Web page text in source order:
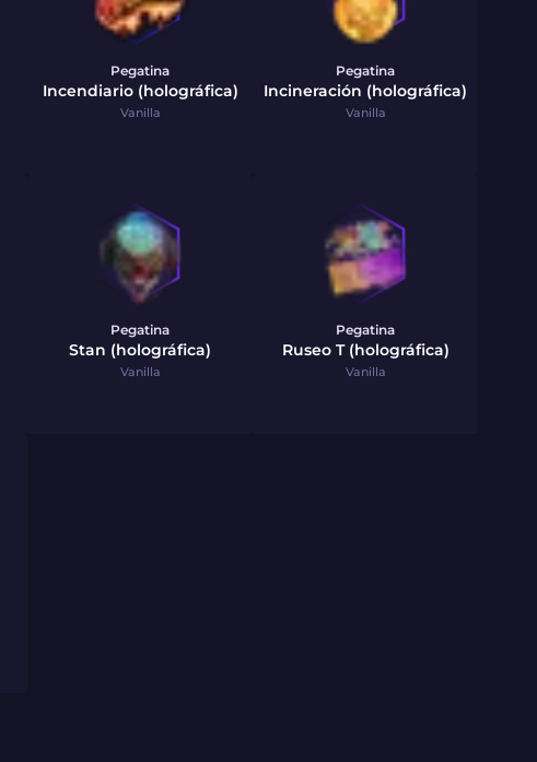
Pegatina
Incendiario (holográfica)
Vanilla
Pegatina
Incineración (holográfica)
Vanilla
Pegatina
Stan (holográfica)
Vanilla
Pegatina
Ruseo T (holográfica)
Vanilla